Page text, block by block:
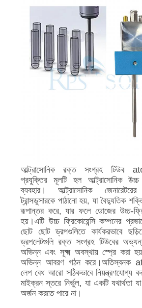
আল্ট্রাসোনিক রক্ত সংগ্রহ টিউব
প্রযুক্তির মূলটি হল আল্ট্রাসোনিক উচ্চ
ব্যবহার। আল্ট্রাসোনিক জেনারেটরের
ট্রান্সডুসারকে পাঠানো হয়, যা বৈদ্যুতিক
রূপান্তর করে, যার ফলে ডোজের উচ্চ-
হয়।এটি উচ্চ ফ্রিকোয়েন্সি কম্পনের
ছোট ছোট ড্রপগুলিতে কার্যকরভাবে
ড্রপলেটগুলি রক্ত সংগ্রহ টিউবের
অভিন্ন এবং সূক্ষ্ম অবস্থায় স্প্রে করা
অভিন্ন আবরণ গঠন করে।অতিস্বনক
লেপ বেধ আরো সঠিকভাবে নিয়ন্ত্রণযোগ্য
মাইক্রন স্তরে নির্ভুল, যা একটি যথার্থতা
অর্জন করতে পারে না।